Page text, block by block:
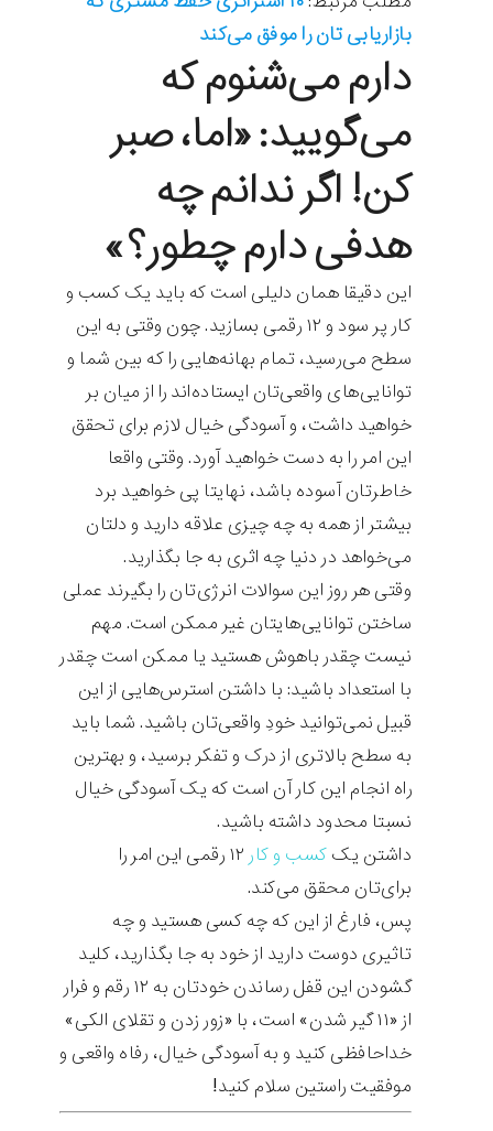
بازاریابی تان را موفق می‌کند
دارم می‌شنوم که
می‌گویید: «اما، صبر
کن! اگر ندانم چه
هدفی دارم چطور؟»
این دقیقا همان دلیلی است که باید یک کسب و
کار پر سود و ۱۲ رقمی بسازید. چون وقتی به این
سطح می‌رسید، تمام بهانه‌هایی را که بین شما و
توانایی‌های واقعی‌تان ایستاده‌اند را از میان بر
خواهید داشت، و آسودگی خیال لازم برای تحقق
این امر را به دست خواهید آورد. وقتی واقعا
خاطرتان آسوده باشد، نهایتا پی خواهید برد
بیشتر از همه به چه چیزی علاقه دارید و دلتان
می‌خواهد در دنیا چه اثری به جا بگذارید.
وقتی هر روز این سوالات انرژی‌تان را بگیرند عملی
ساختن توانایی‌هایتان غیر ممکن است. مهم
نیست چقدر باهوش هستید یا ممکن است چقدر
با استعداد باشید: با داشتن استرس‌هایی از این
قبیل نمی‌توانید خودِ واقعی‌تان باشید. شما باید
به سطح بالاتری از درک و تفکر برسید، و بهترین
راه انجام این کار آن است که یک آسودگی خیال
نسبتا محدود داشته باشید.
داشتن یک کسب و کار
۱۲ رقمی این امر را
برای‌تان محقق می‌کند.
پس، فارغ از این که چه کسی هستید و چه
تاثیری دوست دارید از خود به جا بگذارید، کلید
گشودن این قفل رساندن خودتان به ۱۲ رقم و فرار
از «۱۱ گیر شدن» است، با «زور زدن و تقلای الکی»
خداحافظی کنید و به آسودگی خیال، رفاه واقعی و
موفقیت راستین سلام کنید!